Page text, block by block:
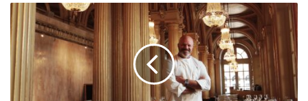
Le
Quatrième
Mur
de
Philippe
Etchebest
lance